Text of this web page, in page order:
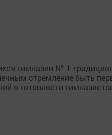
гимназии № 1
стремление быть
о готовности